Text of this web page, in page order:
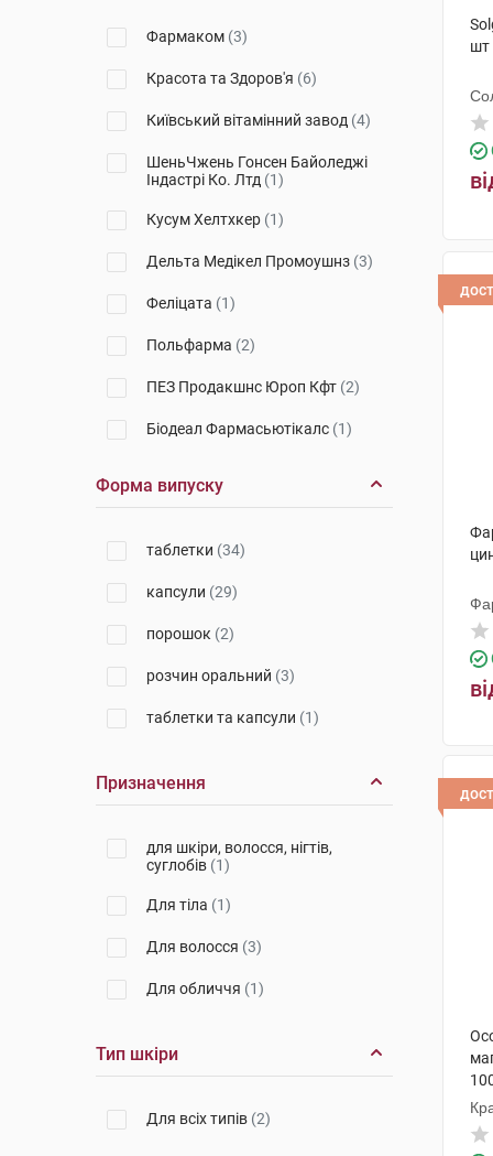
Фармаком (3)
Красота та Здоров'я (6)
Київський вітамінний завод (4)
ШеньЧжень Гонсен Байоледжі
Індастрі Ко. Лтд (1)
Кусум Хелтхкер (1)
Дельта Медікел Промоушнз (3)
Феліцата (1)
Польфарма (2)
ПЕЗ Продакшнс Юроп Кфт (2)
Біодеал Фармасьютікалс (1)
Дойче Хомеопаті-Уніон(1)
Квайссер Фарма
Іннофарма(2)
ШеньЧжень Юнісон Біо-Тек Ко.
Актілайф Нутрішн ТОВ
Natures Plus
Юва Санте Інтернешинал
Бовіос фарм (1)
Нов Фудс(1)
Томпсон & Каппер Лімітед(1)
Source Naturals Inc
Форма випуску
таблетки (34)
капсули (29)
порошок (2)
розчин оральний (3)
таблетки та капсули (1)
Призначення
для шкіри, волосся, нігтів,
суглобів (1)
Для тіла (1)
Для волосся (3)
Для обличчя (1)
Тип шкіри
Для всіх типів (2)
шт